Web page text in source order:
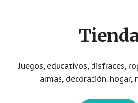
Tienda
Juegos, educativos, disfraces,
armas, decoración, hogar,